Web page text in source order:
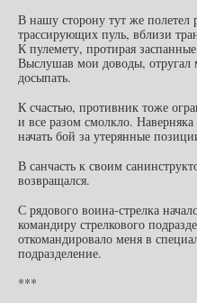
В нашу сторону тут же
трассирующих пуль, вблизи
К пулемету, протирая
Выслушав мои доводы, отругал
досыпать.
К счастью, противник тоже
и все разом смолкло.
начать бой за утерянные
В санчасть к своим
возвращался.
С рядового воина-стрелка
командиру стрелкового
откомандировало меня в
подразделение.
***